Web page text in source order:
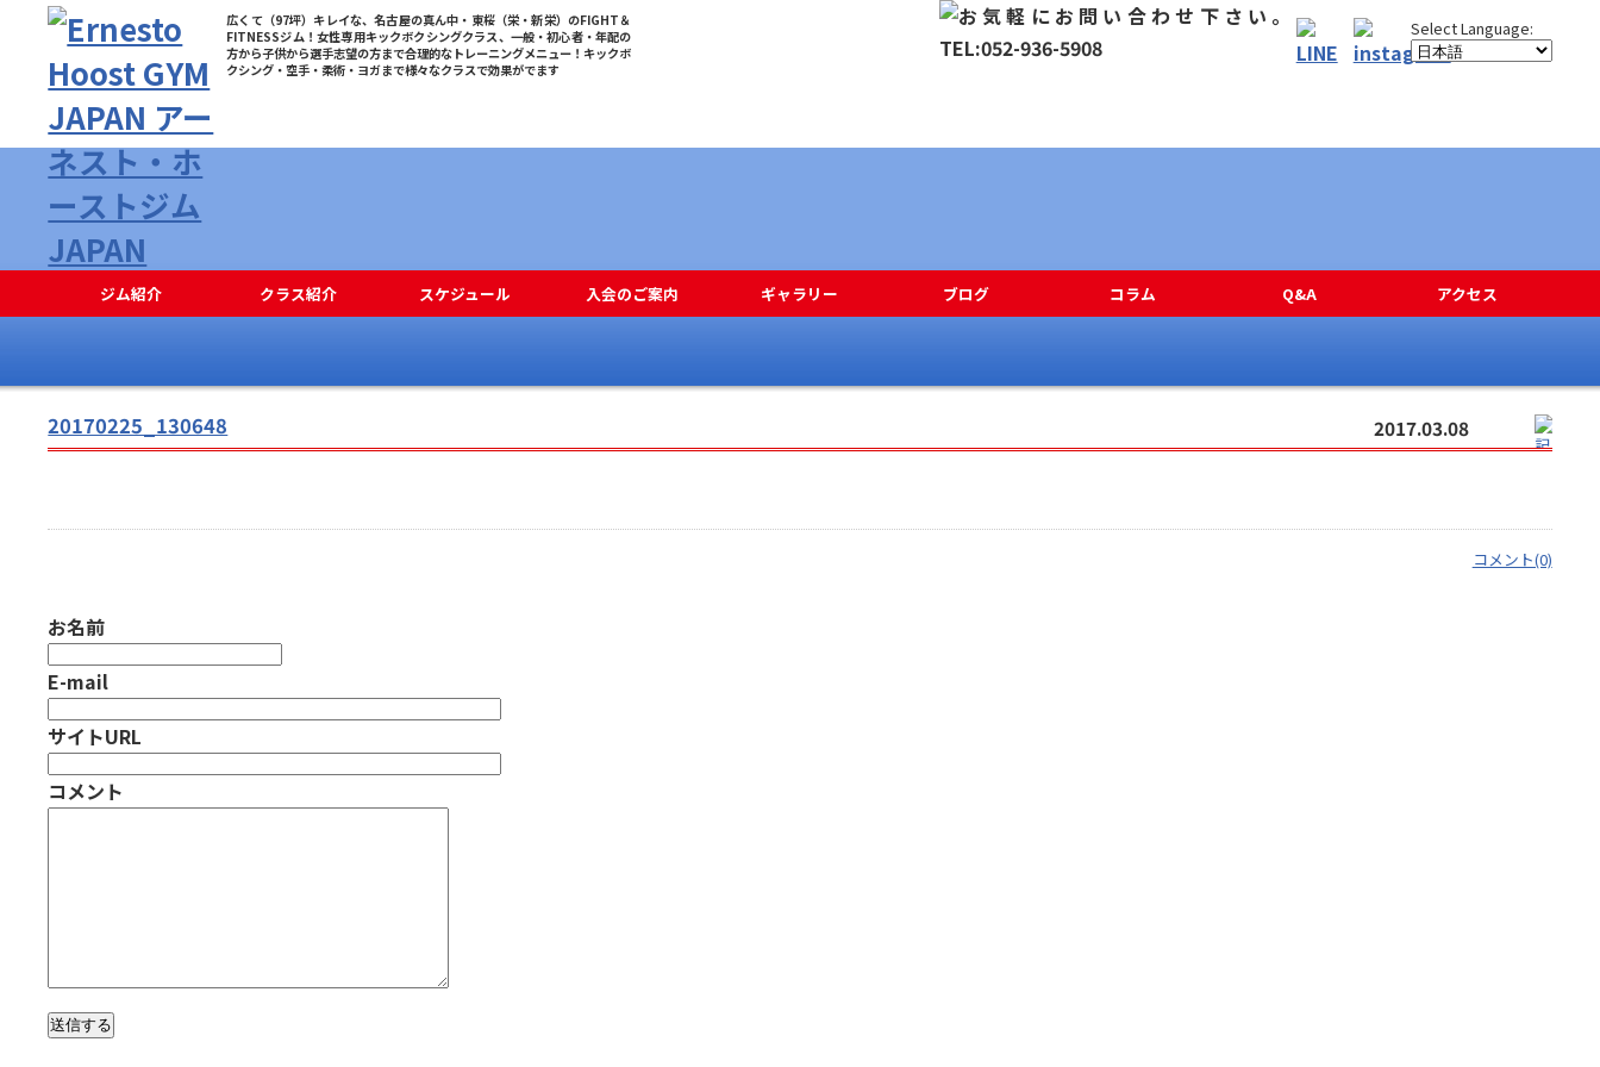
広くて（97坪）キレイな、名古屋の真ん中・東桜（栄・新栄）のFIGHT＆
FITNESSジム！女性専用キックボクシングクラス、一般・初心者・年配の
方から子供から選手志望の方まで合理的なトレーニングメニュー！キックボ
クシング・空手・柔術・ヨガまで様々なクラスで効果がでます
ジム紹介 クラス紹介 スケジュール 入会のご案内 ギャラリー ブログ コラム Q&A アクセス
20170225_130648 2017.03.08
コメント(0)
お名前
E-mail
サイトURL
コメント